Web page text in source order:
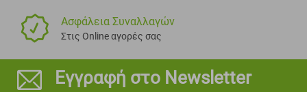
Ασφάλεια Συναλλαγών
Στις Online αγορές σας
Εγγραφή στο Newsletter